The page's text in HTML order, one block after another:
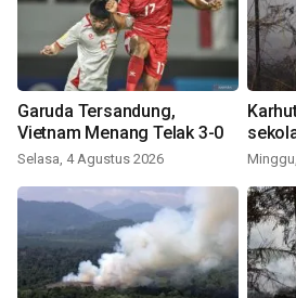
Garuda Tersandung,
Vietnam Menang Telak 3-0
Selasa, 4 Agustus 2026